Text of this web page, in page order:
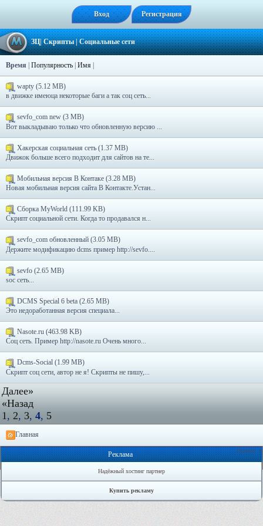
Вход Регистрация
ЗЦ|Скрипты|Социальные сети
Время Популярность Имя
wapty (5.12 MB)
в движке имеюца некоторые баги а так соц сеть...
sevfo_com new (3 MB)
Вот выкладываю только что обновленную версию ...
Хакерская социальная сеть (1.37 MB)
Движок больше всего подходит для сайтов на те...
Мобильная версия В Контаке (3.28 MB)
Новая мобильная версия сайта В Контакте.Устан...
Сборка MyWorld (111.99 KB)
Скрипт социальной сети. Когда то продавался н...
sevfo_com обновленный (3.05 MB)
Держите модификацию dcms пример http://sevfo....
sevfo (2.65 MB)
soc сеть...
DCMS Special 6 beta (2.65 MB)
Это недоработанная версия специала...
Nasote.ru (463.98 KB)
Соц сеть. Пример http://nasote.ru Очень много...
Dcms-Social (1.99 MB)
Скрипт соц сети, автор не я! Скрипты не пишу,...
Далее»
«Назад
1 , 2, 3, 4, 5
Главная
Онлайн: 1
Реклама
Надёжный хостинг партнер
Купить рекламу